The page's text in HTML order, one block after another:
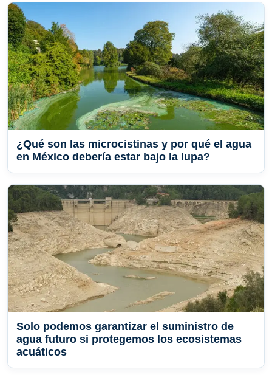
¿Qué son las microcistinas y por qué el agua
en México debería estar bajo la lupa?
Solo podemos garantizar el suministro de
agua futuro si protegemos los ecosistemas
acuáticos